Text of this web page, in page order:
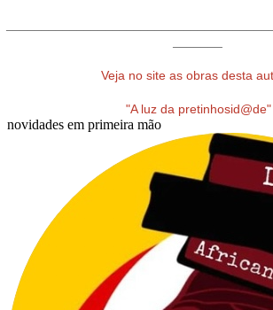
Veja no site as obras desta
"A luz da pretinhosid@de"
novidades em primeira mão